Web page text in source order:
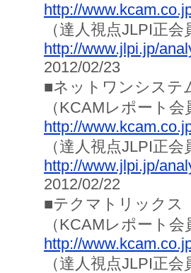
http://
（達人視点JLPI
http://www.jlpi.jp/
2012/02/23
■ネットワンシス
（KCAMレポート会
http://
（達人視点JLPI
http://www.jlpi.jp/
2012/02/22
■テクマトリック
（KCAMレポート会
http://
（達人視点JLPI